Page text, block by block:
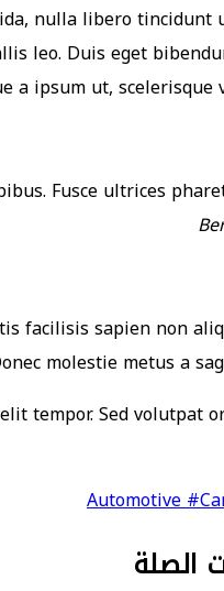
nulla libero tincidunt
leo. Duis eget
a ipsum ut, scelerisque
Fusce ultrices
facilisis sapien non
molestie metus a
tempor. Sed volutpat
الصلة